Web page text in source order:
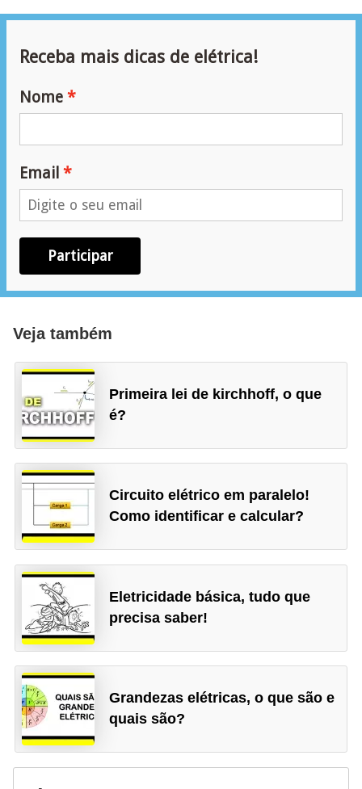
Receba mais dicas de elétrica!
Nome
Email
Participar
Veja também
Primeira lei de kirchhoff, o que
é?
Circuito elétrico em paralelo!
Como identificar e calcular?
Eletricidade básica, tudo que
precisa saber!
Grandezas elétricas, o que são e
quais são?
i
a